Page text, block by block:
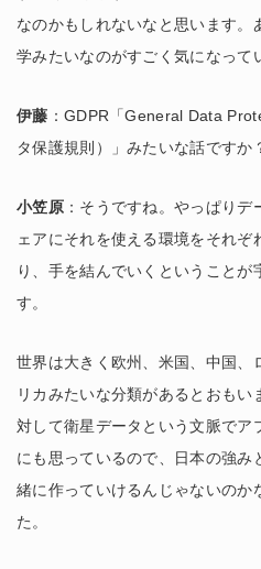
なのかもしれないなと思います。
学みたいなのがすごく気になって
伊藤 ：GDPR「General Data
タ保護規則）」みたいな話ですか
小笠原：そうですね。やっぱりデ
ェアにそれを使える環境をそれ
り、手を結んでいくということが
す。
世界は大きく欧州、米国、中国、
リカみたいな分類があるとおも
対して衛星データという文脈でア
にも思っているので、日本の強み
緒に作っていけるんじゃないのか
た。